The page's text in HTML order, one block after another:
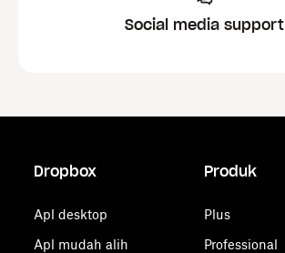
Social media support
Dropbox
Apl desktop
Apl mudah alih
Produk
Plus
Professional